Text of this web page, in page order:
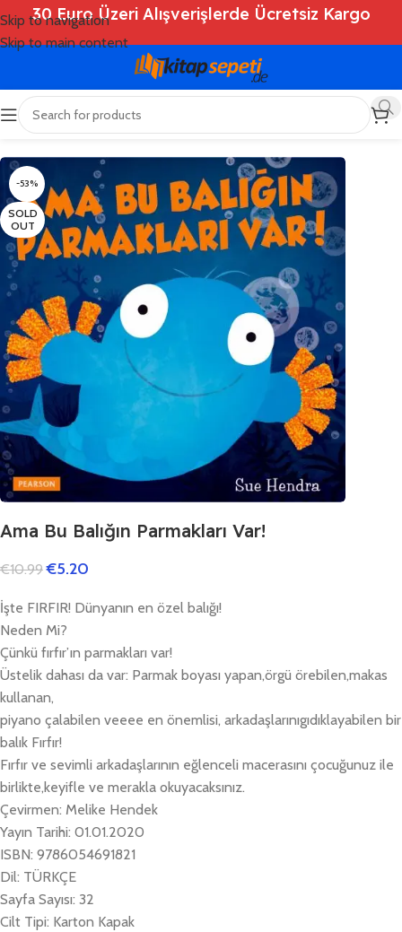
Skip to navigation
Skip to main content
30 Euro Üzeri Alışverişlerde Ücretsiz Kargo
Ana Sayfa Shop
-53%
SOLD
OUT
Ama Bu Balığın Parmakları Var!
€10.99 €5.20
İşte FIRFIR! Dünyanın en özel balığı!
Neden Mi?
Çünkü fırfır’ın parmakları var!
Üstelik dahası da var: Parmak boyası yapan,örgü örebilen,makas
kullanan,
piyano çalabilen veeee en önemlisi, arkadaşlarınıgıdıklayabilen bir
balık Fırfır!
Fırfır ve sevimli arkadaşlarının eğlenceli macerasını çocuğunuz ile
birlikte,keyifle ve merakla okuyacaksınız.
Çevirmen: Melike Hendek
Yayın Tarihi: 01.01.2020
ISBN: 9786054691821
Dil: TÜRKÇE
Sayfa Sayısı: 32
Cilt Tipi: Karton Kapak